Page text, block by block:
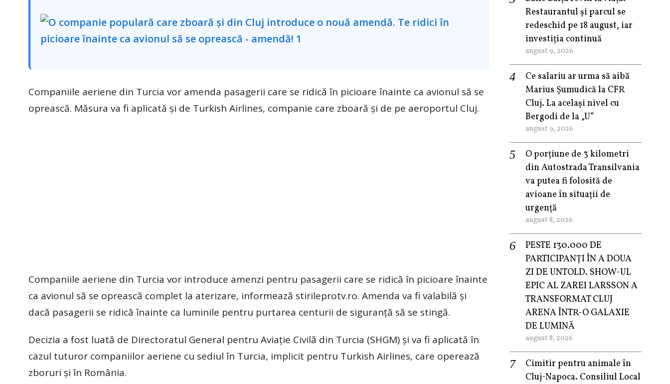
Companiile aeriene din Turcia vor amenda pasagerii care se ridică în picioare înainte ca avionul să se
oprească. Măsura va fi aplicată și de Turkish Airlines, companie care zboară și de pe aeroportul Cluj.
Companiile aeriene din Turcia vor introduce amenzi pentru pasagerii care se ridică în picioare înainte
ca avionul să se oprească complet la aterizare, informează stirileprotv.ro. Amenda va fi valabilă și
dacă pasagerii se ridică înainte ca luminile pentru purtarea centurii de siguranță să se stingă.
Decizia a fost luată de Directoratul General pentru Aviație Civilă din Turcia (SHGM) și va fi aplicată în
cazul tuturor companiilor aeriene cu sediul în Turcia, implicit pentru Turkish Airlines, care operează
zboruri și în România.
Restaurantul și parcul se
redeschid pe 18 august, iar
investiția continuă
august 9, 2026
Ce salariu ar urma să aibă
Marius Șumudică la CFR
Cluj. La același nivel cu
Bergodi de la „U”
august 9, 2026
O porțiune de 3 kilometri
din Autostrada Transilvania
va putea fi folosită de
avioane în situații de
urgență
august 8, 2026
PESTE 130.000 DE
PARTICIPANȚI ÎN A DOUA
ZI DE UNTOLD. SHOW-UL
EPIC AL ZAREI LARSSON A
TRANSFORMAT CLUJ
ARENA ÎNTR-O GALAXIE
DE LUMINĂ
august 8, 2026
Cimitir pentru animale în
Cluj-Napoca. Consiliul Local